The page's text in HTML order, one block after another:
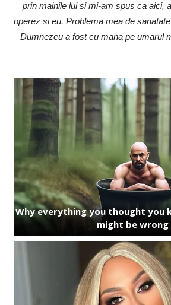
prin mainile lui si mi-am spus ca aici,
operez si eu. Problema mea de
Dumnezeu a fost cu mana pe umarul